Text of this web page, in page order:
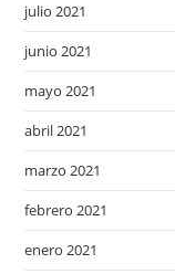
julio 2021
junio 2021
mayo 2021
abril 2021
marzo 2021
febrero 2021
enero 2021